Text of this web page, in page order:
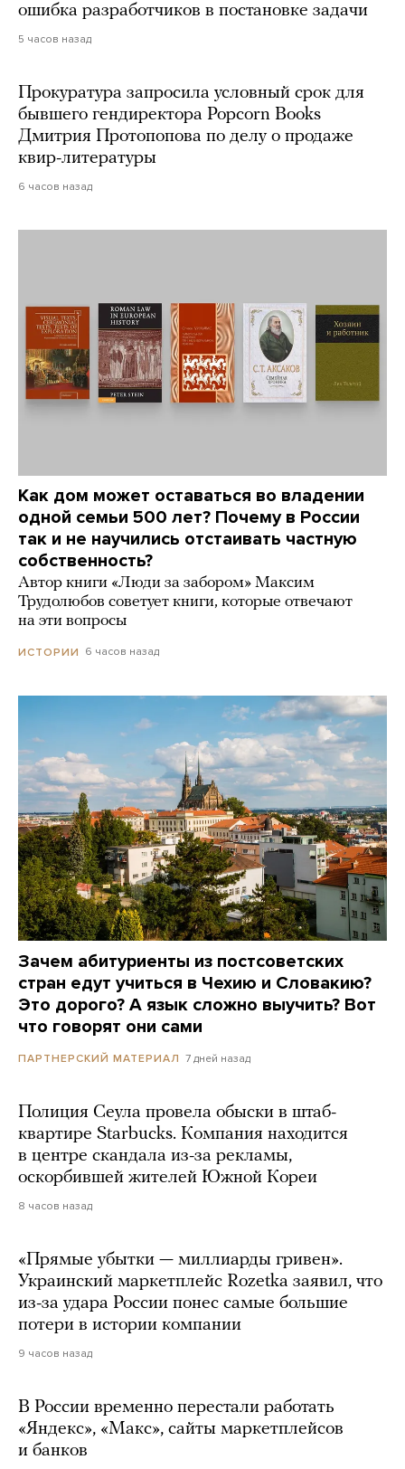
ошибка разработчиков в постановке задачи
5 часов назад
Прокуратура запросила условный срок для
бывшего гендиректора Popcorn Books
Дмитрия Протопопова по делу о продаже
квир-литературы
6 часов назад
Как дом может оставаться во владении
одной семьи 500 лет? Почему в России
так и не научились отстаивать частную
собственность?
Автор книги «Люди за забором» Максим
Трудолюбов советует книги, которые отвечают
на эти вопросы
ИСТОРИИ 6 часов назад
Зачем абитуриенты из постсоветских
стран едут учиться в Чехию и Словакию?
Это дорого? А язык сложно выучить? Вот
что говорят они сами
ПАРТНЕРСКИЙ МАТЕРИАЛ 7 дней назад
Полиция Сеула провела обыски в штаб-
квартире Starbucks. Компания находится
в центре скандала из-за рекламы,
оскорбившей жителей Южной Кореи
8 часов назад
«Прямые убытки — миллиарды гривен».
Украинский маркетплейс Rozetka заявил, что
из-за удара России понес самые большие
потери в истории компании
9 часов назад
В России временно перестали работать
«Яндекс», «Макс», сайты маркетплейсов
и банков